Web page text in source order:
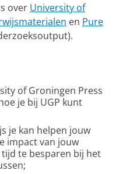
over University of
en Pure
of Groningen Press
je bij UGP kunt
je kan helpen jouw
impact van jouw
te besparen bij het